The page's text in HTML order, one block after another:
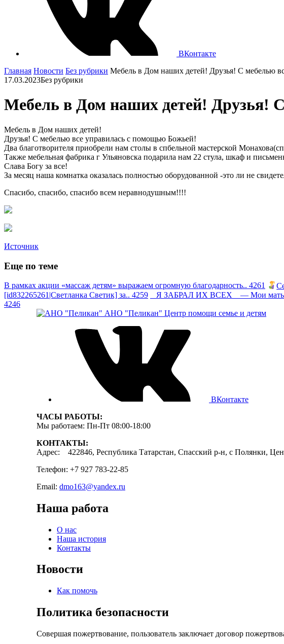
ВКонтакте
Главная Новости Без рубрики Мебель в Дом наших детей! Друзья! С мебелью
17.03.2023Без рубрики
Мебель в Дом наших детей! Друзья!
Мебель в Дом наших детей!
Друзья! С мебелью все управилась с помощью Божьей!
Два благотворителя приобрели нам столы в спбельной мастерской
Также мебельная фабрика г Ульяновска подарила нам 22 стула, шкаф и
Слава Богу за все!
За месяц наша комнатка оказалась полностью оборудованной -это ли не
Спасибо, спасибо, спасибо всем неравнодушным!!!!
Источник
Еще по теме
В рамках акции «массаж детям» выражаем огромную благодарность.. 4261
[id832265261|Светланка Светик] за.. 4259
Я ЗАБРАЛ ИХ ВСЕХ — Мои мать и
4246
АНО "Пеликан" Центр помощи семье и детям
ВКонтакте
ЧАСЫ РАБОТЫ:
Мы работаем: Пн-Пт 08:00-18:00
КОНТАКТЫ:
Адрес: 422846, Республика Татарстан, Спасский р-н, с Полянки,
Телефон: +7 927 783-22-85
Email: dmo163@yandex.ru
Наша работа
О нас
Наша история
Контакты
Новости
Как помочь
Политика безопасности
Совершая пожертвование, пользователь заключает договор